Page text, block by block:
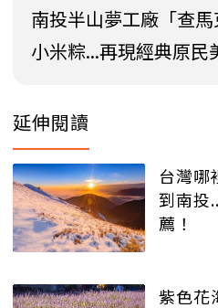
南投半山夢工廠「查馬
小米粽...再現經典原民
延伸閱讀
台灣哪
到南投
薦！
紫色花